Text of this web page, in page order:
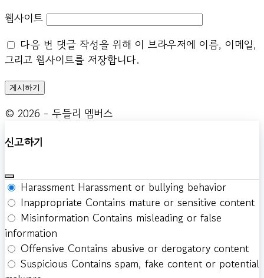
웹사이트
다음 번 댓글 작성을 위해 이 브라우저에 이름, 이메일,
그리고 웹사이트를 저장합니다.
© 2026 - 두들리 멤버스
신고하기
Harassment Harassment or bullying behavior
Inappropriate Contains mature or sensitive content
Misinformation Contains misleading or false
information
Offensive Contains abusive or derogatory content
Suspicious Contains spam, fake content or potential